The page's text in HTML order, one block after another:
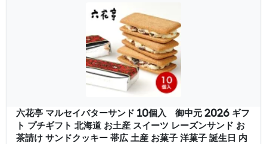
六花亭 マルセイバターサンド 10個入 御中元 2026 ギフ
ト プチギフト 北海道 お土産 スイーツ レーズンサンド お
茶請け サンドクッキー 帯広 土産 お菓子 洋菓子 誕生日 内